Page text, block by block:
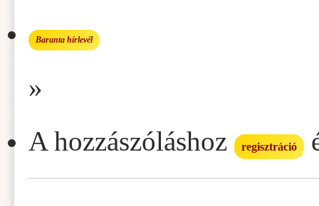
Baranta hírlevél
»
A hozzászóláshoz
regisztráció